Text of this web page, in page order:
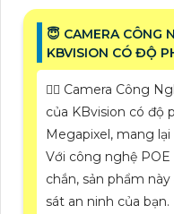
😇 CAMERA CÔNG
KBVISION CÓ ĐỘ
❤️‍💋‍ Camera Công
của KBvision có độ
Megapixel, mang
Với công nghệ
chắn, sản phẩm
sát an ninh của bạn.